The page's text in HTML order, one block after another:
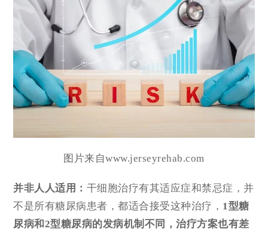
图片来自www.jerseyrehab.com
并非人人适用 ： 干细胞治疗有其适应症和禁忌症，并
不是所有糖尿病患者，都适合接受这种治疗， 1型糖
尿病和2型糖尿病的发病机制不同，治疗方案也有差